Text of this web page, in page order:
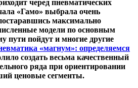
черед пневматических
«Гамо» выбрала очень
максимально
модели по основным
пути пойдут и многие другие
«магнум»: определяемся
создать весьма качественный
ряда при ориентировании
ценовые сегменты.